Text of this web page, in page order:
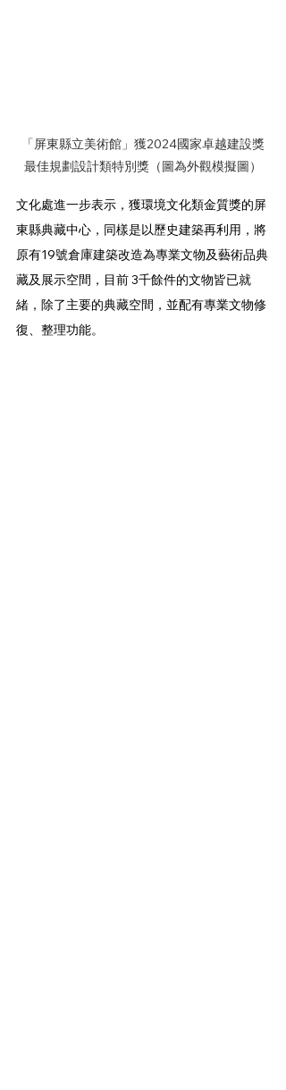
「屏東縣立美術館」獲2024國家卓越建設獎
最佳規劃設計類特別獎（圖為外觀模擬圖）
文化處進一步表示，獲環境文化類金質獎的屏
東縣典藏中心，同樣是以歷史建築再利用，將
原有19號倉庫建築改造為專業文物及藝術品典
藏及展示空間，目前 3千餘件的文物皆已就
緒，除了主要的典藏空間，並配有專業文物修
復、整理功能。